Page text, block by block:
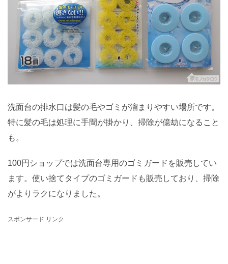
洗面台の排水口は髪の毛やゴミが溜まりやすい場所です。
特に髪の毛は処理に手間が掛かり、掃除が億劫になること
も。
100円ショップでは洗面台専用のゴミガードを販売してい
ます。使い捨てタイプのゴミガードも販売しており、掃除
がよりラクになりました。
スポンサード リンク